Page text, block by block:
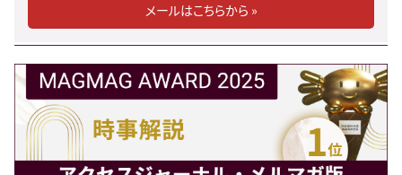
メールはこちらから »